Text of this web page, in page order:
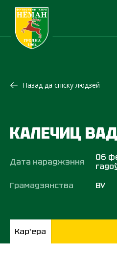
Назад да спіску людзей
КАЛЕЧИЦ
Дата нараджэння
06
Грамадзянства
BY
Кар'ера